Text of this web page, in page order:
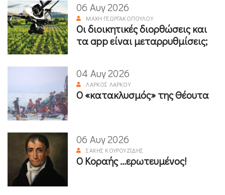
06 Αυγ 2026
ΜΆΧΗ ΓΕΩΡΓΑΚΟΠΟΎΛΟΥ
Οι διοικητικές διορθώσεις και
τα app είναι μεταρρυθμίσεις;
04 Αυγ 2026
ΛΆΡΚΟΣ ΛΆΡΚΟΥ
Ο «κατακλυσμός» της Θέουτα
06 Αυγ 2026
ΣΆΚΗΣ ΚΟΥΡΟΥΖΊΔΗΣ
Ο Κοραής ...ερωτευμένος!